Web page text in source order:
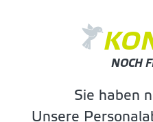
NOCH
Sie haben
Unsere